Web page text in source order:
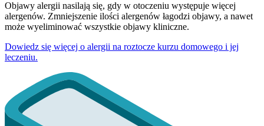
Objawy alergii nasilają się, gdy w otoczeniu występuje więcej
alergenów. Zmniejszenie ilości alergenów łagodzi objawy, a nawet
może wyeliminować wszystkie objawy kliniczne.
Dowiedz się więcej o alergii na roztocze kurzu domowego i jej
leczeniu.